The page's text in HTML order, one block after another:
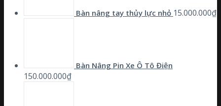
Bàn nâng tay thủy lực nhỏ 15.000.000₫
Bàn Nâng Pin Xe Ô Tô Điện
150.000.000₫